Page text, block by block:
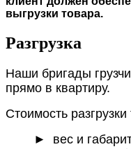
выгрузки товара.
Разгрузка
Наши бригады
прямо в квартиру.
Стоимость
►
вес и